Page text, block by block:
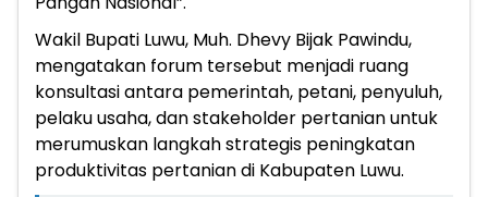
Wakil Bupati Luwu, Muh. Dhevy Bijak Pawindu,
mengatakan forum tersebut menjadi ruang
konsultasi antara pemerintah, petani, penyuluh,
pelaku usaha, dan stakeholder pertanian untuk
merumuskan langkah strategis peningkatan
produktivitas pertanian di Kabupaten Luwu.